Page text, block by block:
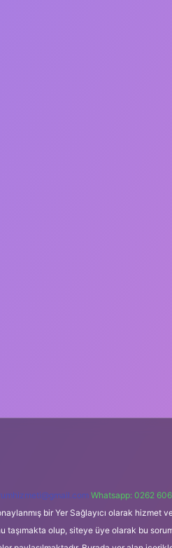
Whatsapp: 0262
bir Yer Sağlayıcı olarak
olup, siteye üye olarak bu